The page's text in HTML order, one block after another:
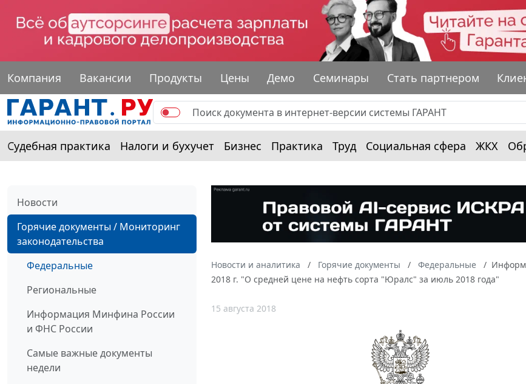
Компания Вакансии Продукты Цены Демо Семинары Стать партнером
Судебная практика Налоги и бухучет Бизнес Практика Труд Социальная сфера ЖКХ
Новости
Горячие документы / Мониторинг
законодательства
Федеральные
Региональные
Информация Минфина России
и ФНС России
Самые важные документы
недели
Новости и аналитика Горячие документы Федеральные
2018 г. "О средней цене на нефть сорта "Юралс" за июль 2018 года"
15 августа 2018